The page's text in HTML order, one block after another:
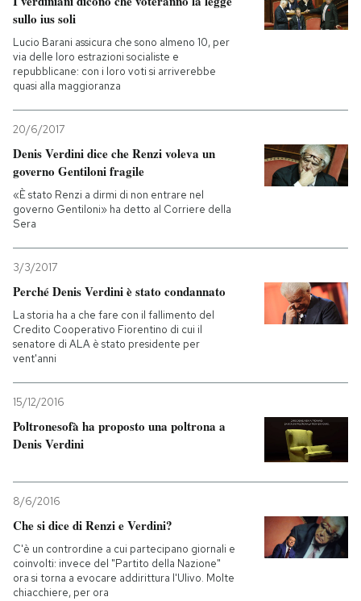
sullo ius soli
Lucio Barani assicura che sono almeno 10, per
via delle loro estrazioni socialiste e
repubblicane: con i loro voti si arriverebbe
quasi alla maggioranza
20/6/2017
Denis Verdini dice che Renzi voleva un
governo Gentiloni fragile
«È stato Renzi a dirmi di non entrare nel
governo Gentiloni» ha detto al Corriere della
Sera
3/3/2017
Perché Denis Verdini è stato condannato
La storia ha a che fare con il fallimento del
Credito Cooperativo Fiorentino di cui il
senatore di ALA è stato presidente per
vent'anni
15/12/2016
Poltronesofà ha proposto una poltrona a
Denis Verdini
8/6/2016
Che si dice di Renzi e Verdini?
C'è un contrordine a cui partecipano giornali e
coinvolti: invece del "Partito della Nazione"
ora si torna a evocare addirittura l'Ulivo. Molte
chiacchiere, per ora